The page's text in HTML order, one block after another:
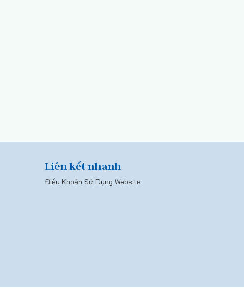
Liên kết nhanh
Điều Khoản Sử Dụng Website